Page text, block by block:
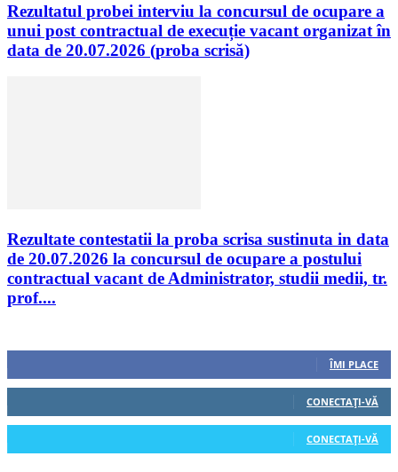
Rezultatul probei interviu la concursul de ocupare a
unui post contractual de execuție vacant organizat în
data de 20.07.2026 (proba scrisă)
Rezultate contestatii la proba scrisa sustinuta in data
de 20.07.2026 la concursul de ocupare a postului
contractual vacant de Administrator, studii medii, tr.
prof....
ÎMI PLACE
CONECTAȚI-VĂ
CONECTAȚI-VĂ